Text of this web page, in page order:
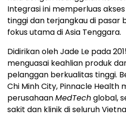
Integrasi ini memperluas
tinggi dan terjangkau di pasar
fokus utama di Asia Tenggara.
Didirikan oleh Jade Le pada
menguasai keahlian produk
pelanggan berkualitas tinggi.
Chi Minh City, Pinnacle Health
perusahaanMedTechglobal,
sakit dan klinik di seluruh